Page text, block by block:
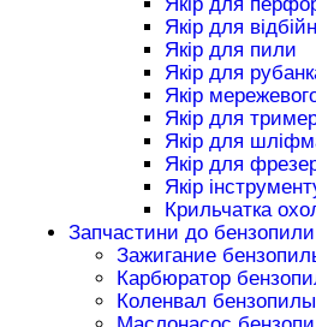
Якір для
Якір для
Якір для пили
Якір для
Якір
Якір для
Якір для
Якір для
Якір
Крильчатка
Запчастини до бензопили
Зажигание
Карбюратор
Коленвал бензопилы